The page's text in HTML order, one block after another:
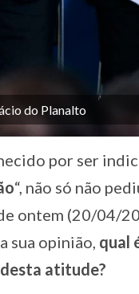
do Planalto
por ser
“, não só não
ontem (20/04/
sua opinião, qual
atitude?